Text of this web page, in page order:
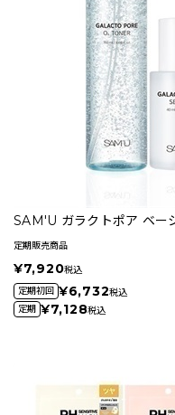
SAM'U ガラクトポア ベー
定期販売商品
¥7,920税込
定期初回 ¥6,732税込
定期 ¥7,128税込